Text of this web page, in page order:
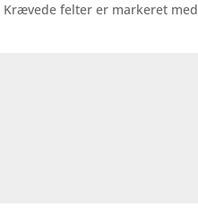
Krævede felter er markeret med